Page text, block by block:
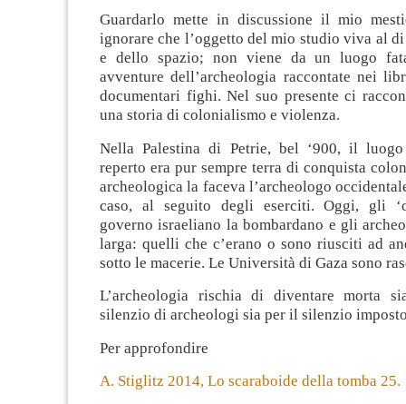
Guardarlo mette in discussione il mio
ignorare che l’oggetto del mio studio viva al
e dello spazio; non viene da un luogo
avventure dell’archeologia raccontate nei
documentari fighi. Nel suo presente ci
una storia di colonialismo e violenza.
Nella Palestina di Petrie, bel ‘900, il
reperto era pur sempre terra di conquista
archeologica la faceva l’archeologo
caso, al seguito degli eserciti. Oggi, gli
governo israeliano la bombardano e gli
larga: quelli che c’erano o sono riusciti ad
sotto le macerie. Le Università di Gaza sono
L’archeologia rischia di diventare morta
silenzio di archeologi sia per il silenzio
Per approfondire
A. Stiglitz 2014, Lo scaraboide della tomba 25.